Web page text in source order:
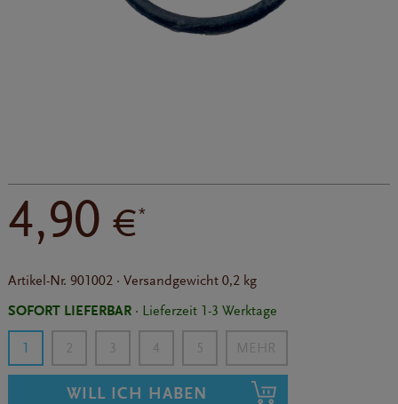
4,90€*
Artikel-Nr. 901002 · Versandgewicht 0,2 kg
SOFORT LIEFERBAR· Lieferzeit 1-3 Werktage
1 2 3 4 5
WILL ICH HABEN